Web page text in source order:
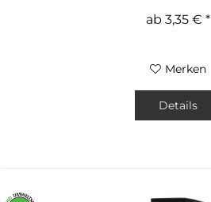
ab 3,35 € *
Merken
Details